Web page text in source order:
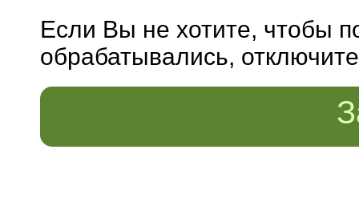
Если Вы не хотите, чтобы
обрабатывались,